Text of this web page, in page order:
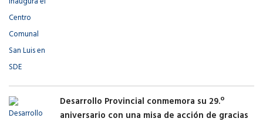
Desarrollo Provincial conmemora su 29.º
aniversario con una misa de acción de gracias